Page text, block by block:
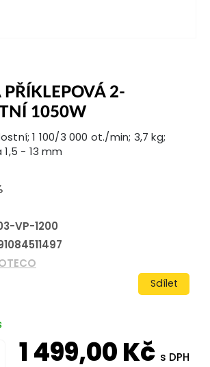
2-
1050W
1 100/3 000 ot./min; 3,7 kg;
- 13 mm
VP-1200
Sdílet
1 499,00Kč s DPH